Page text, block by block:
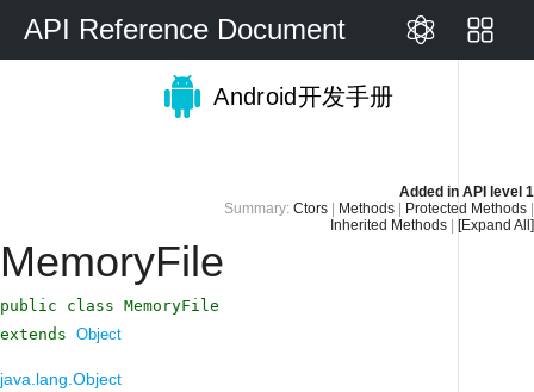
API Reference Document
Android开发手册
Added in API level 1
Summary: Ctors Methods Protected Methods
Inherited Methods
[Expand All]
MemoryFile
public class MemoryFile
extends Object
java.lang.Object